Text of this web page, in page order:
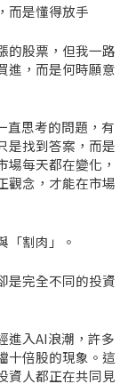
而是懂得放手
的股票，但我一路
進，而是何時願意
直思考的問題，有
是找到答案，而是
每天都在變化，
觀念，才能在市場
割肉」。
是完全不同的投資
進入AI浪潮，許多
十倍股的現象。這
資人都正在共同見